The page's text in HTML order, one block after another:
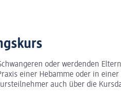
oder werdenden
einer Hebamme oder in
auch über die